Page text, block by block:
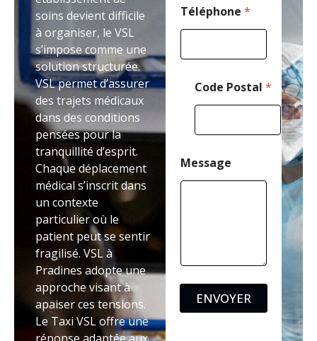
soins devient difficile
à organiser, le VSL
s’impose comme une
solution structurée.
VSL permet d’assurer
des trajets médicaux
dans des conditions
pensées pour la
tranquillité d’esprit.
Chaque déplacement
médical s’inscrit dans
un contexte
particulier où le
patient peut se sentir
fragilisé. VSL à
Pradines adopte une
approche visant à
apaiser ces tensions.
Le Taxi VSL offre une
P
o
s
t
a
l
Téléphone *
Code Postal *
Message
ENVOYER